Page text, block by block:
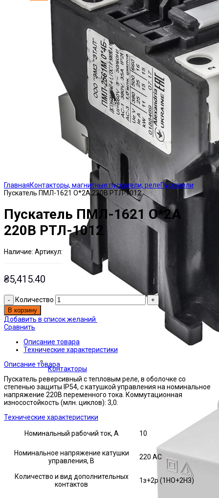
Контакторы
ГлавнаяКонтакторы, магнитные пускатели, релеПускатели
Пускатель ПМЛ-1621 О*2А 220В РТЛ-1012
Пускатель ПМЛ-1621 О*2А
220В РТЛ-1012
Наличие: Есть на складе
Артикул:
ЭТАЛ0000881
₴5,415.40
Количество
В корзину
Добавить в список желаний
Сравнить
Описание товара
Технические характеристики
Описание товара
Пускатель реверсивный с тепловым реле, в оболочке со
степенью защиты IP54, с катушкой управления на номинальное
напряжение 220В переменного тока. Коммутационная
износостойкость (млн. циклов): 3,0.
Технические характеристики
Номинальный рабочий ток, А 10
Номинальное напряжение катушки
управления, В
220 AC
Количество и вид дополнительных
контактов
1з+2р (1НО+2НЗ)